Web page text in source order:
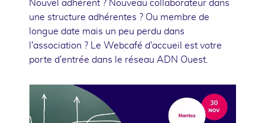
Nouvel adhérent ? Nouveau collaborateur dans
une structure adhérentes ? Ou membre de
longue date mais un peu perdu dans
l'association ? Le Webcafé d'accueil est votre
porte d'entrée dans le réseau ADN Ouest.